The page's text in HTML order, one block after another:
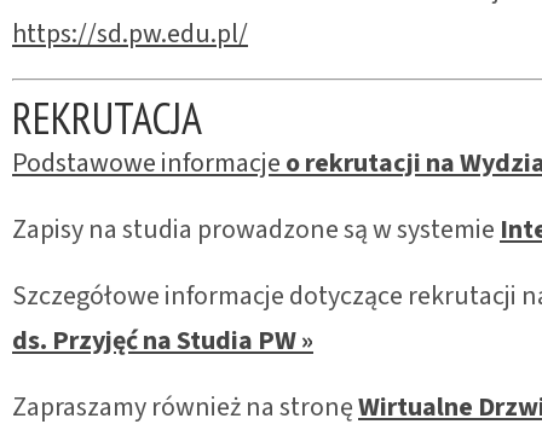
https://sd.pw.edu.pl/
REKRUTACJA
Podstawowe informacjeo rekrutacji na
Zapisy na studia prowadzone są w systemie
Szczegółowe informacje dotyczące rekrutacji
ds. Przyjęć na Studia PW »
Zapraszamy również na stronęWirtualne